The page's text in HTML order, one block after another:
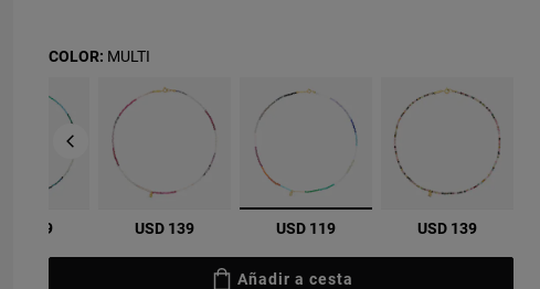
USD 139 USD 139 seleccionado
USD 119 USD 139
COLOR: MULTI
Añadir a cesta